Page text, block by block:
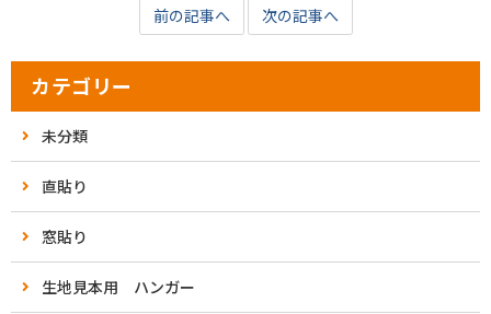
前の記事へ 次の記事へ
カテゴリー
未分類
直貼り
窓貼り
生地見本用 ハンガー